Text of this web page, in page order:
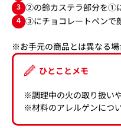
3 ②の鈴カステラ部分を①
4 ③にチョコレートペンで
※お手元の商品とは異なる場
ひとことメモ
※調理中の火の取り扱い
※材料のアレルゲンにつ